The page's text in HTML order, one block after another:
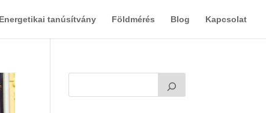
Energetikai tanúsítvány Földmérés Blog Kapcsolat